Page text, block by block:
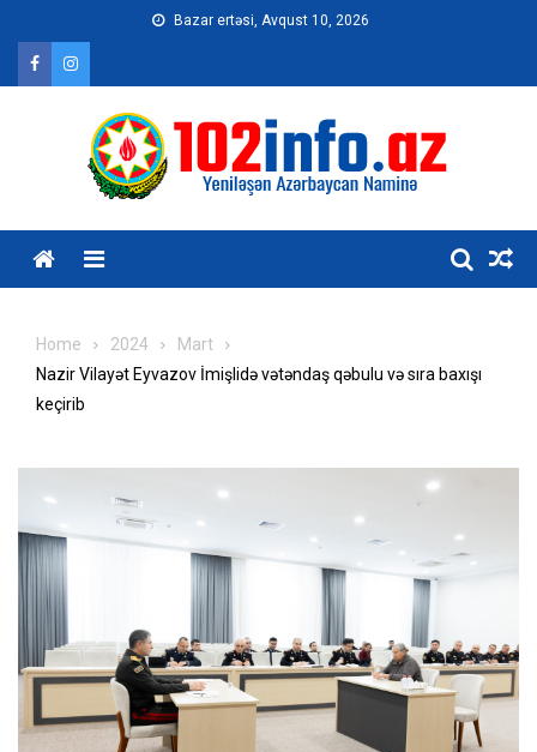
content
Bazar ertəsi, Avqust 10, 2026
Home 2024
Mart
Nazir Vilayət Eyvazov İmişlidə vətəndaş qəbulu və sıra baxışı
keçirib